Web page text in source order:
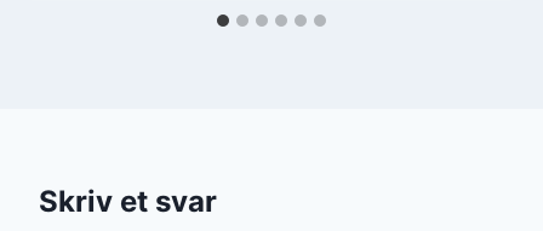
Skriv et svar